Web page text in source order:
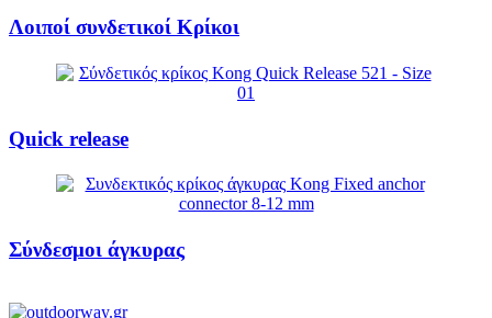
Λοιποί συνδετικοί Κρίκοι
Quick release
Σύνδεσμοι άγκυρας